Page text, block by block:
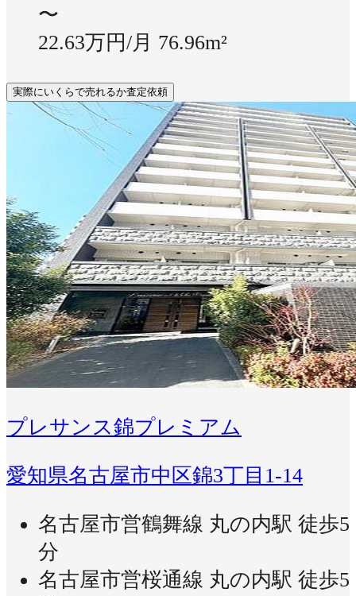
〜
22.63万円/月 76.96m²
実際にいくらで売れるか査定依頼
プレサンス錦プレミアム
愛知県名古屋市中区錦3丁目1-14
名古屋市営鶴舞線 丸の内駅 徒歩5
分
名古屋市営桜通線 丸の内駅 徒歩5